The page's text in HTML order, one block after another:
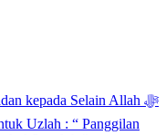
Isyarat Dilarang Menundukkan Badan kepada Selain Allah ﷻ
Uzlah : “ Panggilan